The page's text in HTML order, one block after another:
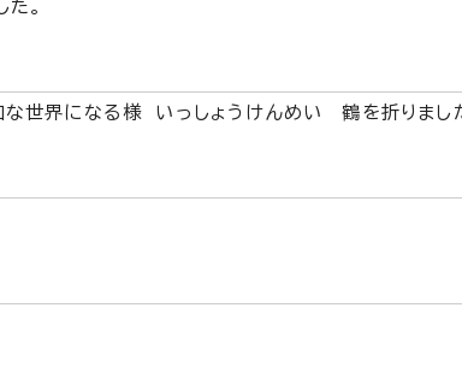
。
世界になる様 いっしょうけんめい 鶴を折りまし